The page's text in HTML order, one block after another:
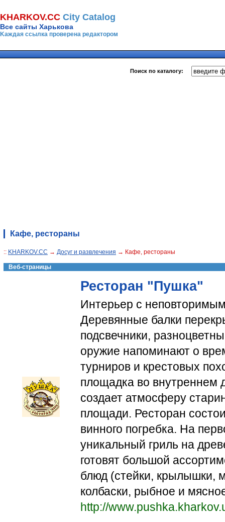
KHARKOV.CC Сity Сatalog
Все сайты Харькова
Kаждая ссылка проверена редактором
Поиск по каталогу:
Кафе, рестораны
:: KHARKOV.CC → Досуг и развлечения → Кафе, рестораны
Веб-страницы
Ресторан "Пушка"
Интерьер с
Деревянные балки
подсвечники,
оружие напоминают о
турниров и крестовых
площадка во внутреннем
создает атмосферу
площади. Ресторан
винного погребка. На
уникальный гриль на
готовят большой
блюд (стейки, крылышки,
колбаски, рыбное и
http://